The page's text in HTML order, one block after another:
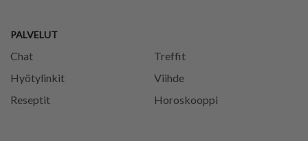
PALVELUT
Chat
Treffit
Hyötylinkit
Viihde
Reseptit
Horoskooppi